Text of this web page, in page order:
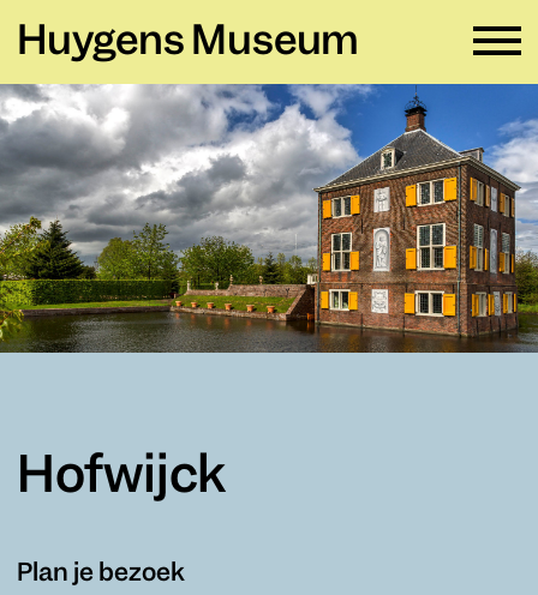
Huygens Museum
NL ∨
Plan je bezoek→
Zien en doen→
Verhuur→
Privacy en cookies →
Hofwijck
Plan je bezoek